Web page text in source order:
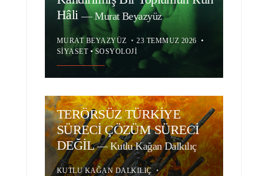
Hâli—Murat Beyazyüz
MURAT BEYAZYÜZ • 23 TEMMUZ 2026 •
SIYASET• SOSYOLOJI
TERÖRSÜZ TÜRKİYE
SÜRECİ ÇÖZÜM SÜRECİ
DEĞİL—Kutlu Kağan Dalkılıç
KUTLU KAĞAN DALKILIÇ •